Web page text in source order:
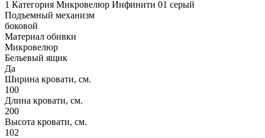
1 Категория Микровелюр Инфинити 01 серый
Подъемный механизм
боковой
Материал обивки
Микровелюр
Бельевый ящик
Да
Ширина кровати, см.
100
Длина кровати, см.
200
Высота кровати, см.
102